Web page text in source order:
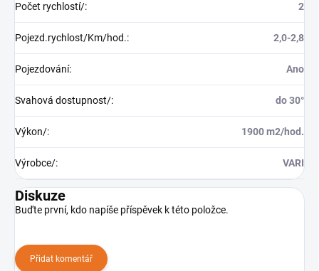
Počet rychlostí/: 2
Pojezd.rychlost/Km/hod.: 2,0-2,8
Pojezdování: Ano
Svahová dostupnost/: do 30°
Výkon/: 1900 m2/hod.
Výrobce/: VARI
Diskuze
Buďte první, kdo napíše příspěvek k této položce.
Přidat komentář